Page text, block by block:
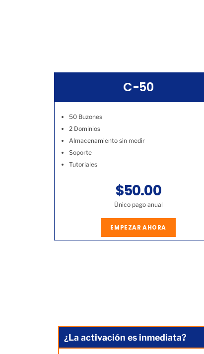
C-50
50 Buzones
2 Dominios
Almacenamiento sin medir
Soporte
Tutoriales
$50.00
Único pago anual
EMPEZAR AHORA
¿La activación es inmediata?